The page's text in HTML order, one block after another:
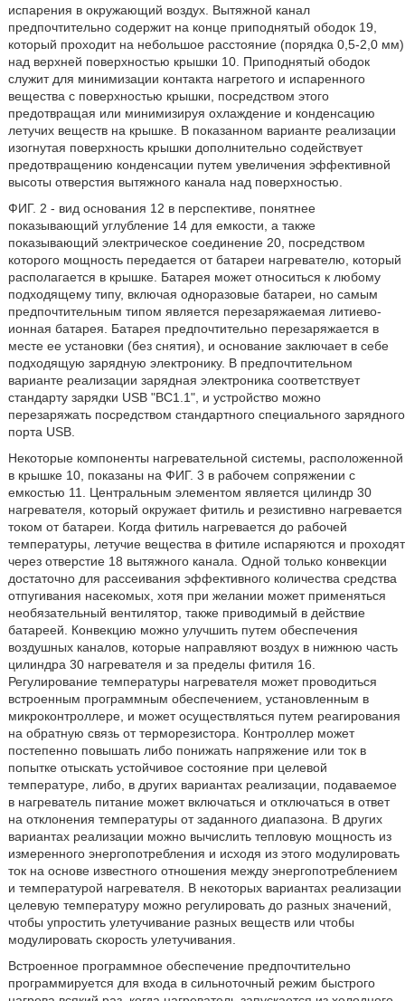
испарения в окружающий воздух. Вытяжной канал
предпочтительно содержит на конце приподнятый ободок 19,
который проходит на небольшое расстояние (порядка 0,5-2,0 мм)
над верхней поверхностью крышки 10. Приподнятый ободок
служит для минимизации контакта нагретого и испаренного
вещества с поверхностью крышки, посредством этого
предотвращая или минимизируя охлаждение и конденсацию
летучих веществ на крышке. В показанном варианте реализации
изогнутая поверхность крышки дополнительно содействует
предотвращению конденсации путем увеличения эффективной
высоты отверстия вытяжного канала над поверхностью.
ФИГ. 2 - вид основания 12 в перспективе, понятнее
показывающий углубление 14 для емкости, а также
показывающий электрическое соединение 20, посредством
которого мощность передается от батареи нагревателю, который
располагается в крышке. Батарея может относиться к любому
подходящему типу, включая одноразовые батареи, но самым
предпочтительным типом является перезаряжаемая литиево-
ионная батарея. Батарея предпочтительно перезаряжается в
месте ее установки (без снятия), и основание заключает в себе
подходящую зарядную электронику. В предпочтительном
варианте реализации зарядная электроника соответствует
стандарту зарядки USB "BC1.1", и устройство можно
перезаряжать посредством стандартного специального зарядного
порта USB.
Некоторые компоненты нагревательной системы, расположенной
в крышке 10, показаны на ФИГ. 3 в рабочем сопряжении с
емкостью 11. Центральным элементом является цилиндр 30
нагревателя, который окружает фитиль и резистивно нагревается
током от батареи. Когда фитиль нагревается до рабочей
температуры, летучие вещества в фитиле испаряются и проходят
через отверстие 18 вытяжного канала. Одной только конвекции
достаточно для рассеивания эффективного количества средства
отпугивания насекомых, хотя при желании может применяться
необязательный вентилятор, также приводимый в действие
батареей. Конвекцию можно улучшить путем обеспечения
воздушных каналов, которые направляют воздух в нижнюю часть
цилиндра 30 нагревателя и за пределы фитиля 16.
Регулирование температуры нагревателя может проводиться
встроенным программным обеспечением, установленным в
микроконтроллере, и может осуществляться путем реагирования
на обратную связь от терморезистора. Контроллер может
постепенно повышать либо понижать напряжение или ток в
попытке отыскать устойчивое состояние при целевой
температуре, либо, в других вариантах реализации, подаваемое
в нагреватель питание может включаться и отключаться в ответ
на отклонения температуры от заданного диапазона. В других
вариантах реализации можно вычислить тепловую мощность из
измеренного энергопотребления и исходя из этого модулировать
ток на основе известного отношения между энергопотреблением
и температурой нагревателя. В некоторых вариантах реализации
целевую температуру можно регулировать до разных значений,
чтобы упростить улетучивание разных веществ или чтобы
модулировать скорость улетучивания.
Встроенное программное обеспечение предпочтительно
программируется для входа в сильноточный режим быстрого